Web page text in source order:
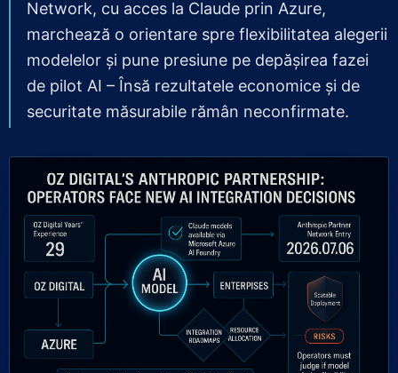
Network, cu acces la Claude prin Azure,
marchează o orientare spre flexibilitatea alegerii
modelelor și pune presiune pe depășirea fazei
de pilot AI – Însă rezultatele economice și de
securitate măsurabile rămân neconfirmate.